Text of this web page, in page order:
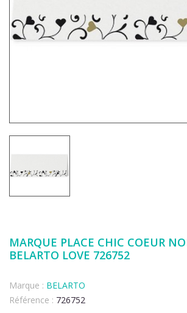
MARQUE PLACE CHIC COEUR
BELARTO LOVE 726752
Marque : BELARTO
Référence : 726752